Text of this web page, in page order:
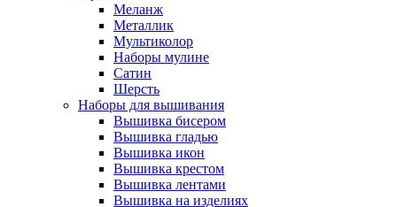
Меланж
Металлик
Мультиколор
Наборы мулине
Сатин
Шерсть
Наборы для вышивания
Вышивка бисером
Вышивка гладью
Вышивка икон
Вышивка крестом
Вышивка лентами
Вышивка на изделиях